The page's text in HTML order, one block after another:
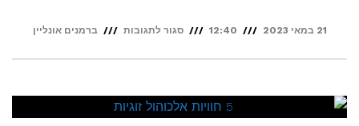
21 במאי 2023 12:40 סגור לתגובות על
מסביב
ברמנים אונליין